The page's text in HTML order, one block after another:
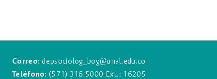
Correo:depsociolog_bog@unal.edu.co
Teléfono: (571) 316 5000 Ext.: 16205